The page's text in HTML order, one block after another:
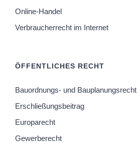
Online-Handel
Verbraucherrecht im Internet
ÖFFENTLICHES RECHT
Bauordnungs- und Bauplanungsrecht
Erschließungsbeitrag
Europarecht
Gewerberecht